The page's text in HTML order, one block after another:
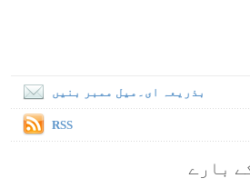
بذریعہ ای۔میل ممبر بنیں
RSS
بارے